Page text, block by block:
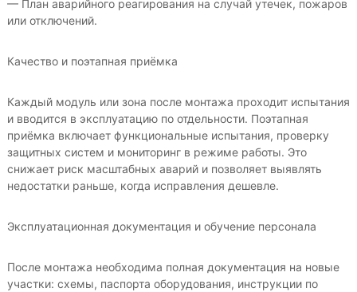
— План аварийного реагирования на случай утечек, пожаров
или отключений.
Качество и поэтапная приёмка
Каждый модуль или зона после монтажа проходит испытания
и вводится в эксплуатацию по отдельности. Поэтапная
приёмка включает функциональные испытания, проверку
защитных систем и мониторинг в режиме работы. Это
снижает риск масштабных аварий и позволяет выявлять
недостатки раньше, когда исправления дешевле.
Эксплуатационная документация и обучение персонала
После монтажа необходима полная документация на новые
участки: схемы, паспорта оборудования, инструкции по